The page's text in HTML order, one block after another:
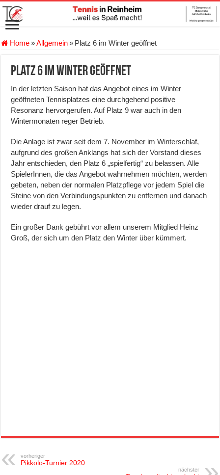
Home»Allgemein» Platz 6 im Winter geöffnet
Platz 6 im Winter geöffnet
In der letzten Saison hat das Angebot eines im Winter
geöffneten Tennisplatzes eine durchgehend positive
Resonanz hervorgerufen. Auf Platz 9 war auch in den
Wintermonaten reger Betrieb.
Die Anlage ist zwar seit dem 7. November im Winterschlaf,
aufgrund des großen Anklangs hat sich der Vorstand dieses
Jahr entschieden, den Platz 6 „spielfertig“ zu belassen. Alle
SpielerInnen, die das Angebot wahrnehmen möchten, werden
gebeten, neben der normalen Platzpflege vor jedem Spiel die
Steine von den Verbindungspunkten zu entfernen und danach
wieder drauf zu legen.
Ein großer Dank gebührt vor allem unserem Mitglied Heinz
Groß, der sich um den Platz den Winter über kümmert.
vorheriger
Pikkolo-Turnier 2020
nächster